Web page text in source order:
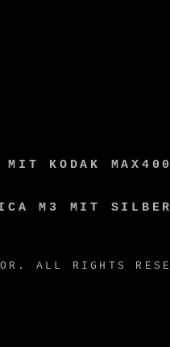
KODAK MAX400
M3 MIT
. ALL RIGHTS